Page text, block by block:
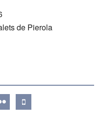
de Pierola
mobile